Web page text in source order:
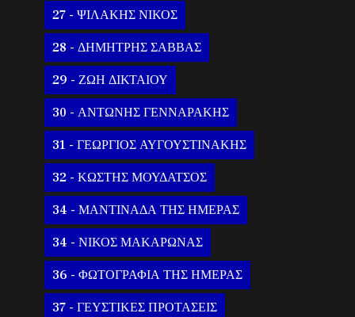
27 - ΨΙΛΑΚΗΣ ΝΙΚΟΣ
28 - ΔΗΜΗΤΡΗΣ ΣΑΒΒΑΣ
29 - ΖΩΗ ΔΙΚΤΑΙΟΥ
30 - ΑΝΤΩΝΗΣ ΓΕΝΝΑΡΑΚΗΣ
31 - ΓΕΩΡΓΙΟΣ ΑΥΓΟΥΣΤΙΝΑΚΗΣ
32 - ΚΩΣΤΗΣ ΜΟΥΔΑΤΣΟΣ
34 - ΜΑΝΤΙΝΑΔΑ ΤΗΣ ΗΜΕΡΑΣ
34 - ΝΙΚΟΣ ΜΑΚΑΡΩΝΑΣ
36 - ΦΩΤΟΓΡΑΦΙΑ ΤΗΣ ΗΜΕΡΑΣ
37 - ΓΕΥΣΤΙΚΕΣ ΠΡΟΤΑΣΕΙΣ